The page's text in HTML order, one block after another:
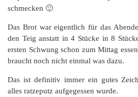
schmecken 🙂
Das Brot war eigentlich für das
den Teig anstatt in 4 Stücke in 8
ersten Schwung schon zum Mittag
braucht noch nicht einmal was dazu.
Das ist definitiv immer ein gutes
alles ratzeputz aufgegessen wurde.